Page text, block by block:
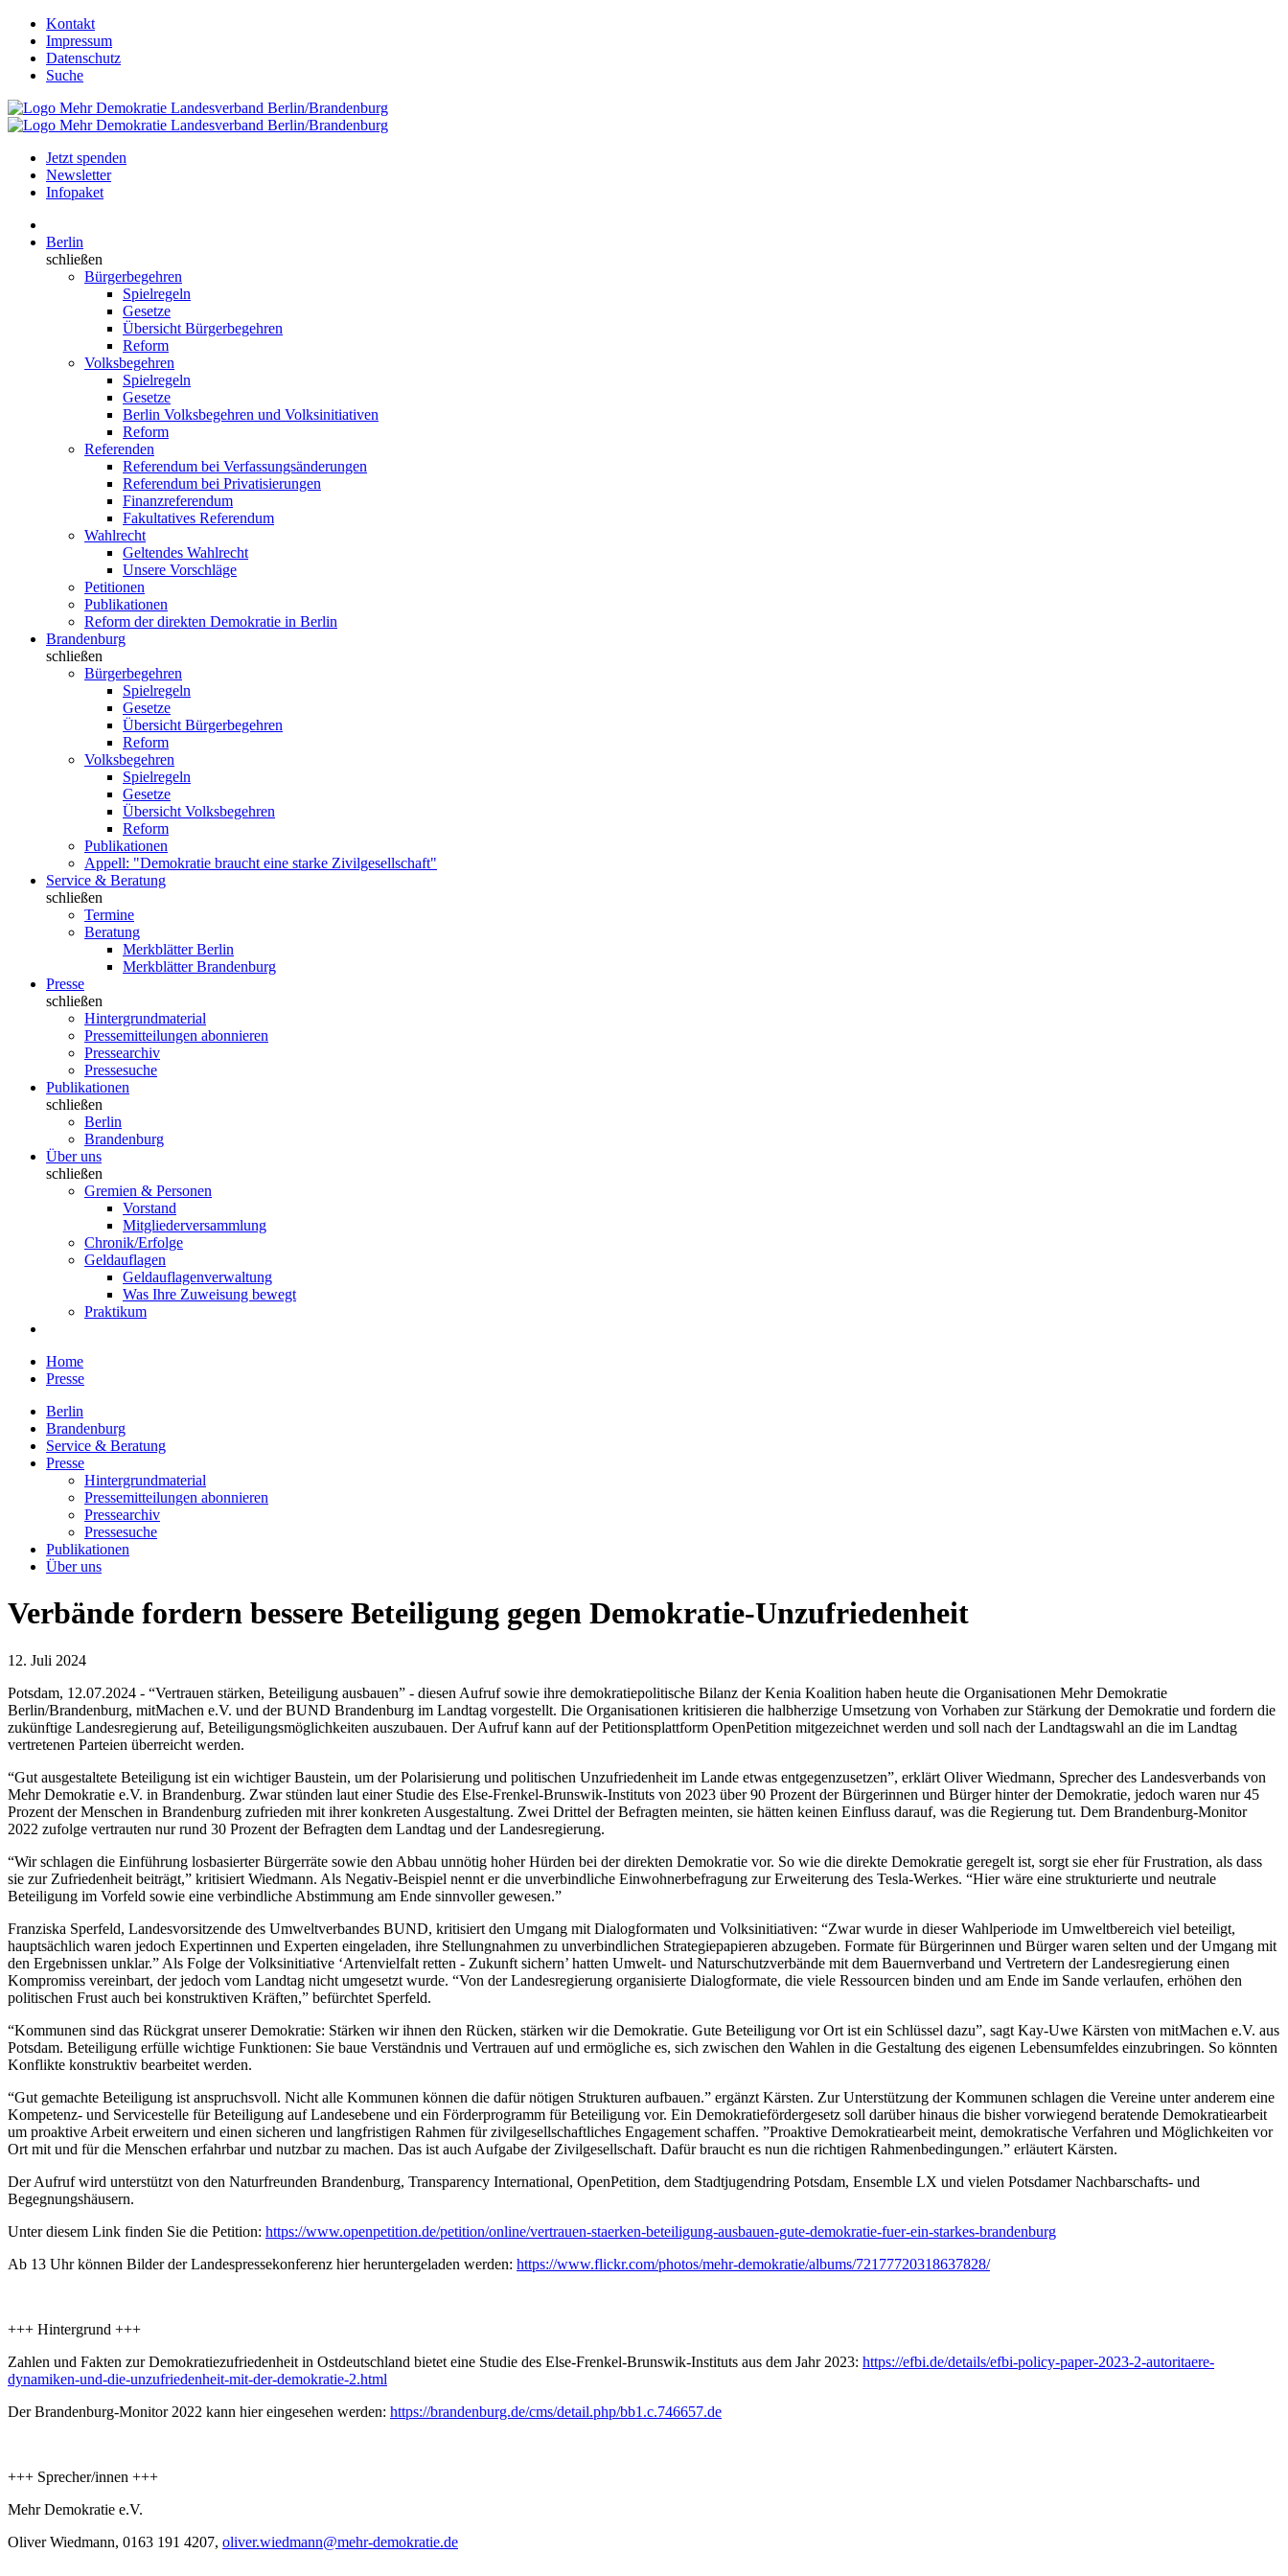
Kontakt
Impressum
Datenschutz
Suche
Jetzt spenden
Newsletter
Infopaket
Berlin
schließen
Bürgerbegehren
Spielregeln
Gesetze
Übersicht Bürgerbegehren
Reform
Volksbegehren
Spielregeln
Gesetze
Berlin Volksbegehren und Volksinitiativen
Reform
Referenden
Referendum bei Verfassungsänderungen
Referendum bei Privatisierungen
Finanzreferendum
Fakultatives Referendum
Wahlrecht
Geltendes Wahlrecht
Unsere Vorschläge
Petitionen
Publikationen
Reform der direkten Demokratie in Berlin
Brandenburg
schließen
Bürgerbegehren
Spielregeln
Gesetze
Übersicht Bürgerbegehren
Reform
Volksbegehren
Spielregeln
Gesetze
Übersicht Volksbegehren
Reform
Publikationen
Appell: "Demokratie braucht eine starke Zivilgesellschaft"
Service & Beratung
schließen
Termine
Beratung
Merkblätter Berlin
Merkblätter Brandenburg
Presse
schließen
Hintergrundmaterial
Pressemitteilungen abonnieren
Pressearchiv
Pressesuche
Publikationen
schließen
Berlin
Brandenburg
Über uns
schließen
Gremien & Personen
Vorstand
Mitgliederversammlung
Chronik/Erfolge
Geldauflagen
Geldauflagenverwaltung
Was Ihre Zuweisung bewegt
Praktikum
Home
Presse
Berlin
Brandenburg
Service & Beratung
Presse
Hintergrundmaterial
Pressemitteilungen abonnieren
Pressearchiv
Pressesuche
Publikationen
Über uns
Verbände fordern bessere Beteiligung gegen Demokratie-Unzufriedenheit
12. Juli 2024
Potsdam, 12.07.2024 - “Vertrauen stärken, Beteiligung ausbauen” - diesen Aufruf sowie ihre demokratiepolitische Bilanz der Kenia Koalition haben heute die Organisationen Mehr Demokratie
Berlin/Brandenburg, mitMachen e.V. und der BUND Brandenburg im Landtag vorgestellt. Die Organisationen kritisieren die halbherzige Umsetzung von Vorhaben zur Stärkung der Demokratie und fordern die
zukünftige Landesregierung auf, Beteiligungsmöglichkeiten auszubauen. Der Aufruf kann auf der Petitionsplattform OpenPetition mitgezeichnet werden und soll nach der Landtagswahl an die im Landtag
vertretenen Parteien überreicht werden.
“Gut ausgestaltete Beteiligung ist ein wichtiger Baustein, um der Polarisierung und politischen Unzufriedenheit im Lande etwas entgegenzusetzen”, erklärt Oliver Wiedmann, Sprecher des Landesverbands von
Mehr Demokratie e.V. in Brandenburg. Zwar stünden laut einer Studie des Else-Frenkel-Brunswik-Instituts von 2023 über 90 Prozent der Bürgerinnen und Bürger hinter der Demokratie, jedoch waren nur 45
Prozent der Menschen in Brandenburg zufrieden mit ihrer konkreten Ausgestaltung. Zwei Drittel der Befragten meinten, sie hätten keinen Einfluss darauf, was die Regierung tut. Dem Brandenburg-Monitor
2022 zufolge vertrauten nur rund 30 Prozent der Befragten dem Landtag und der Landesregierung.
“Wir schlagen die Einführung losbasierter Bürgerräte sowie den Abbau unnötig hoher Hürden bei der direkten Demokratie vor. So wie die direkte Demokratie geregelt ist, sorgt sie eher für Frustration, als dass
sie zur Zufriedenheit beiträgt,” kritisiert Wiedmann. Als Negativ-Beispiel nennt er die unverbindliche Einwohnerbefragung zur Erweiterung des Tesla-Werkes. “Hier wäre eine strukturierte und neutrale
Beteiligung im Vorfeld sowie eine verbindliche Abstimmung am Ende sinnvoller gewesen.”
Franziska Sperfeld, Landesvorsitzende des Umweltverbandes BUND, kritisiert den Umgang mit Dialogformaten und Volksinitiativen: “Zwar wurde in dieser Wahlperiode im Umweltbereich viel beteiligt,
hauptsächlich waren jedoch Expertinnen und Experten eingeladen, ihre Stellungnahmen zu unverbindlichen Strategiepapieren abzugeben. Formate für Bürgerinnen und Bürger waren selten und der Umgang mit
den Ergebnissen unklar.” Als Folge der Volksinitiative ‘Artenvielfalt retten - Zukunft sichern’ hatten Umwelt- und Naturschutzverbände mit dem Bauernverband und Vertretern der Landesregierung einen
Kompromiss vereinbart, der jedoch vom Landtag nicht umgesetzt wurde. “Von der Landesregierung organisierte Dialogformate, die viele Ressourcen binden und am Ende im Sande verlaufen, erhöhen den
politischen Frust auch bei konstruktiven Kräften,” befürchtet Sperfeld.
“Kommunen sind das Rückgrat unserer Demokratie: Stärken wir ihnen den Rücken, stärken wir die Demokratie. Gute Beteiligung vor Ort ist ein Schlüssel dazu”, sagt Kay-Uwe Kärsten von mitMachen e.V. aus
Potsdam. Beteiligung erfülle wichtige Funktionen: Sie baue Verständnis und Vertrauen auf und ermögliche es, sich zwischen den Wahlen in die Gestaltung des eigenen Lebensumfeldes einzubringen. So könnten
Konflikte konstruktiv bearbeitet werden.
“Gut gemachte Beteiligung ist anspruchsvoll. Nicht alle Kommunen können die dafür nötigen Strukturen aufbauen.” ergänzt Kärsten. Zur Unterstützung der Kommunen schlagen die Vereine unter anderem eine
Kompetenz- und Servicestelle für Beteiligung auf Landesebene und ein Förderprogramm für Beteiligung vor. Ein Demokratiefördergesetz soll darüber hinaus die bisher vorwiegend beratende Demokratiearbeit
um proaktive Arbeit erweitern und einen sicheren und langfristigen Rahmen für zivilgesellschaftliches Engagement schaffen. ”Proaktive Demokratiearbeit meint, demokratische Verfahren und Möglichkeiten vor
Ort mit und für die Menschen erfahrbar und nutzbar zu machen. Das ist auch Aufgabe der Zivilgesellschaft. Dafür braucht es nun die richtigen Rahmenbedingungen.” erläutert Kärsten.
Der Aufruf wird unterstützt von den Naturfreunden Brandenburg, Transparency International, OpenPetition, dem Stadtjugendring Potsdam, Ensemble LX und vielen Potsdamer Nachbarschafts- und
Begegnungshäusern.
Unter diesem Link finden Sie die Petition: https://www.openpetition.de/petition/online/vertrauen-staerken-beteiligung-ausbauen-gute-demokratie-fuer-ein-starkes-brandenburg
Ab 13 Uhr können Bilder der Landespressekonferenz hier heruntergeladen werden: https://www.flickr.com/photos/mehr-demokratie/albums/72177720318637828/
+++ Hintergrund +++
Zahlen und Fakten zur Demokratiezufriedenheit in Ostdeutschland bietet eine Studie des Else-Frenkel-Brunswik-Instituts aus dem Jahr 2023: https://efbi.de/details/efbi-policy-paper-2023-2-autoritaere-
dynamiken-und-die-unzufriedenheit-mit-der-demokratie-2.html
Der Brandenburg-Monitor 2022 kann hier eingesehen werden: https://brandenburg.de/cms/detail.php/bb1.c.746657.de
+++ Sprecher/innen +++
Mehr Demokratie e.V.
Oliver Wiedmann, 0163 191 4207, oliver.wiedmann@mehr-demokratie.de